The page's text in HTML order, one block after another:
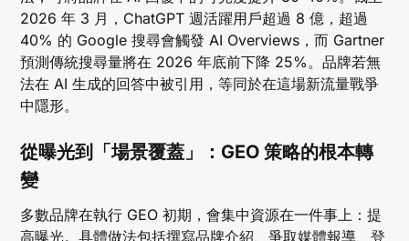
2026 年 3 月，ChatGPT 週活躍用戶超過 8 億，超過
40% 的 Google 搜尋會觸發 AI Overviews，而 Gartner
預測傳統搜尋量將在 2026 年底前下降 25%。品牌若無
法在 AI 生成的回答中被引用，等同於在這場新流量戰爭
中隱形。
從曝光到「場景覆蓋」：GEO 策略的根本轉
變
多數品牌在執行 GEO 初期，會集中資源在一件事上：提
高曝光。具體做法包括撰寫品牌介紹、爭取媒體報導、登